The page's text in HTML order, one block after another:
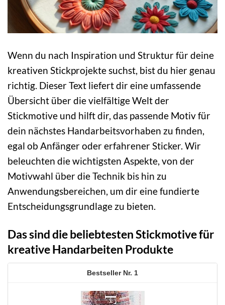
Wenn du nach Inspiration und Struktur für deine
kreativen Stickprojekte suchst, bist du hier genau
richtig. Dieser Text liefert dir eine umfassende
Übersicht über die vielfältige Welt der
Stickmotive und hilft dir, das passende Motiv für
dein nächstes Handarbeitsvorhaben zu finden,
egal ob Anfänger oder erfahrener Sticker. Wir
beleuchten die wichtigsten Aspekte, von der
Motivwahl über die Technik bis hin zu
Anwendungsbereichen, um dir eine fundierte
Entscheidungsgrundlage zu bieten.
Das sind die beliebtesten Stickmotive für
kreative Handarbeiten Produkte
1